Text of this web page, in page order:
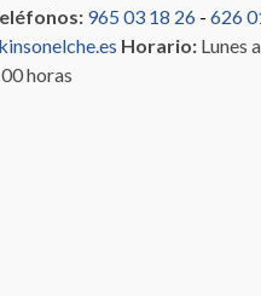
965 03 18 26 - 626
Horario: Lunes
horas